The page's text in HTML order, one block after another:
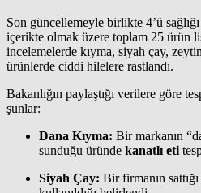
Son güncellemeyle birlikte 4’ü
içerikte olmak üzere toplam 25 ürün
incelemelerde kıyma, siyah çay,
ürünlerde ciddi hilelere rastlandı.
Bakanlığın paylaştığı verilere göre
şunlar:
Dana Kıyma: Bir markanın
sunduğu üründe kanatlı eti
Siyah Çay: Bir firmanın